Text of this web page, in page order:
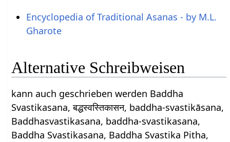
Encyclopedia of Traditional Asanas - by M.L.
Gharote
Alternative Schreibweisen
kann auch geschrieben werden Baddha
Svastikasana, बद्धस्वस्तिकासन, baddha-svastikāsana,
Baddhasvastikasana, baddha-svastikasana,
Baddha Svastikasana, Baddha Svastika Pitha,